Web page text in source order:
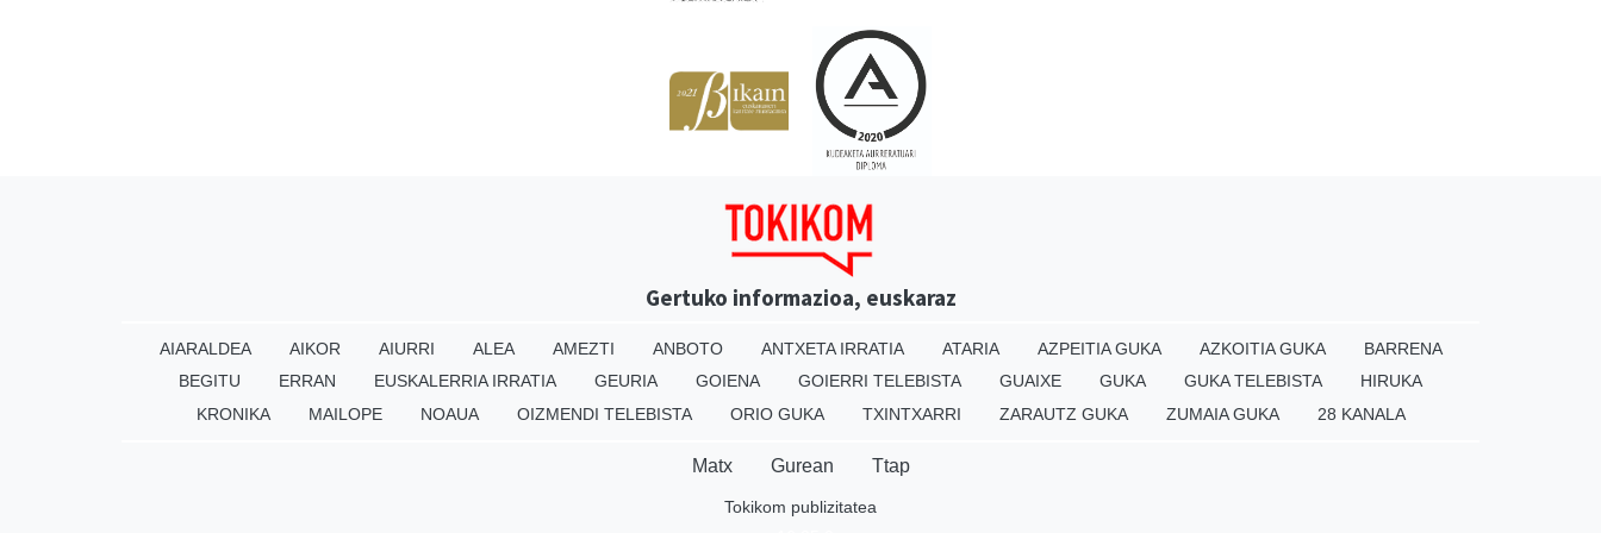
Gertuko informazioa, euskaraz
AIARALDEA AIKOR AIURRI ALEA AMEZTI ANBOTO ANTXETA IRRATIA ATARIA AZPEITIA GUKA AZKOITIA GUKA
BARRENA
BEGITU
ERRAN EUSKALERRIA IRRATIA GEURIA GOIENA GOIERRI TELEBISTA GUAIXE GUKA GUKA TELEBISTA
HIRUKA
KRONIKA
MAILOPE NOAUA OIZMENDI TELEBISTA ORIO GUKA TXINTXARRI ZARAUTZ GUKA ZUMAIA GUKA 28 KANALA
Matx Gurean Ttap
Tokikom publizitatea